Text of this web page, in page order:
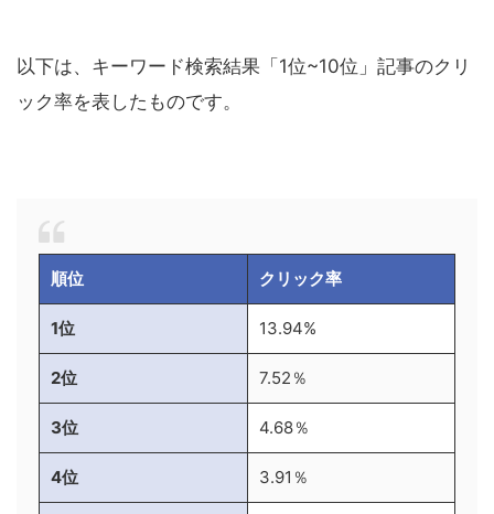
以下は、キーワード検索結果「1位~10位」記事のクリ
ック率を表したものです。
順位 クリック率
1位 13.94%
2位 7.52％
3位 4.68％
4位 3.91％